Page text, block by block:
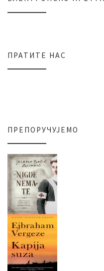
ПРАТИТЕ НАС
ПРЕПОРУЧУЈЕМО